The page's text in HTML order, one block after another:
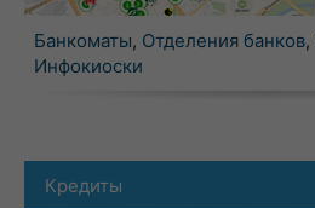
Банкоматы, Отделения банков,
Инфокиоски
Кредиты